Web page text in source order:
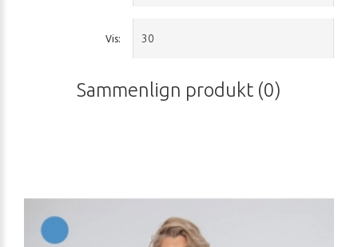
Vis:
Sammenlign produkt (0)